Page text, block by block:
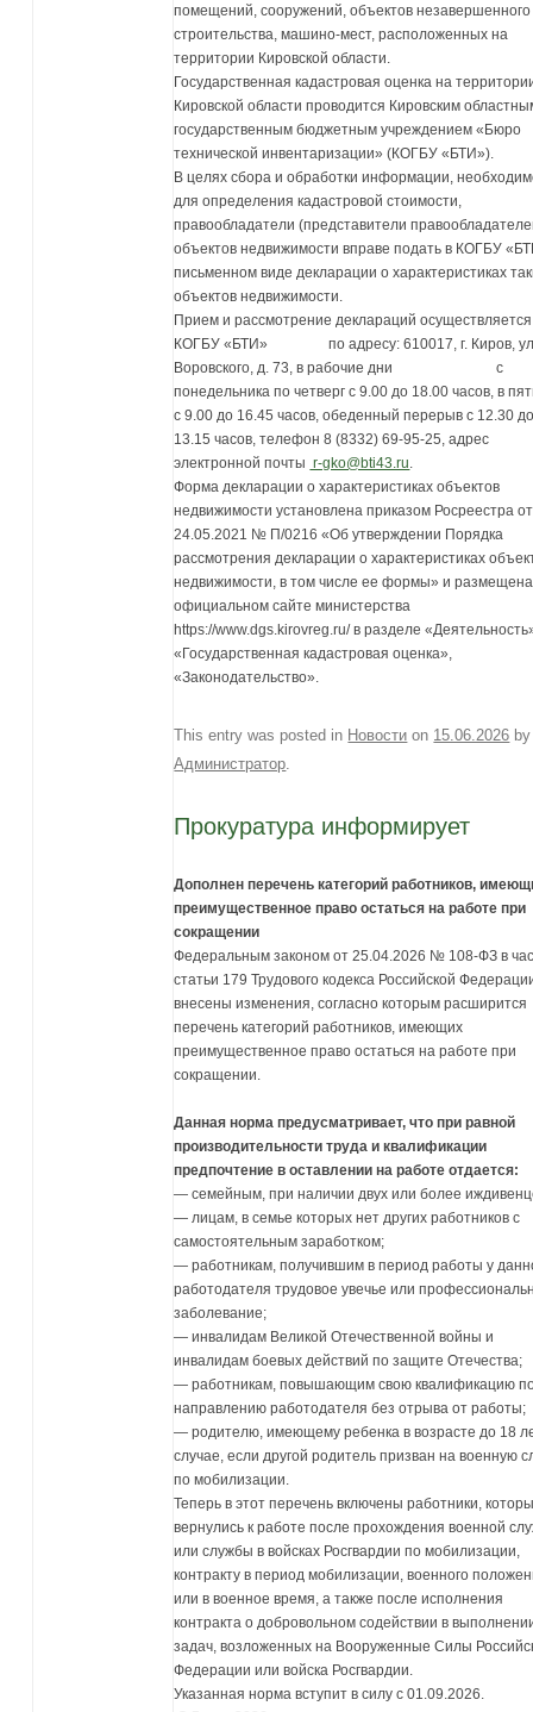
помещений, сооружений, объектов незавершенного
строительства, машино-мест, расположенных на
территории Кировской области.
Государственная кадастровая оценка на
Кировской области проводится Кировским
государственным бюджетным учреждением «Бюро
технической инвентаризации» (КОГБУ «БТИ»).
В целях сбора и обработки информации,
для определения кадастровой стоимости,
правообладатели (представители
объектов недвижимости вправе подать в КОГБУ
письменном виде декларации о характеристиках
объектов недвижимости.
Прием и рассмотрение деклараций осуществляется
КОГБУ «БТИ» по адресу: 610017, г. Киров,
Воровского, д. 73, в рабочие дни с
понедельника по четверг с 9.00 до 18.00 часов, в
с 9.00 до 16.45 часов, обеденный перерыв с 12.30
13.15 часов, телефон 8 (8332) 69-95-25, адрес
электронной почты r-gko@bti43.ru
Форма декларации о характеристиках объектов
недвижимости установлена приказом Росреестра от
24.05.2021 № П/0216 «Об утверждении Порядка
рассмотрения декларации о характеристиках
недвижимости, в том числе ее формы» и
официальном сайте министерства
https://www.dgs.kirovreg.ru/ в разделе
«Государственная кадастровая оценка»,
«Законодательство».
This entry was posted in Новости on 15.06.2026 by
Администратор.
Прокуратура информирует
Дополнен перечень категорий работников,
преимущественное право остаться на работе при
сокращении
Федеральным законом от 25.04.2026 № 108-ФЗ в
статьи 179 Трудового кодекса Российской
внесены изменения, согласно которым расширится
перечень категорий работников, имеющих
преимущественное право остаться на работе при
сокращении.
Данная норма предусматривает, что при равной
производительности труда и квалификации
предпочтение в оставлении на работе отдается:
— семейным, при наличии двух или более
— лицам, в семье которых нет других работников с
самостоятельным заработком;
— работникам, получившим в период работы у
работодателя трудовое увечье или
заболевание;
— инвалидам Великой Отечественной войны и
инвалидам боевых действий по защите Отечества;
— работникам, повышающим свою квалификацию
направлению работодателя без отрыва от работы;
— родителю, имеющему ребенка в возрасте до 18
случае, если другой родитель призван на военную
по мобилизации.
Теперь в этот перечень включены работники,
вернулись к работе после прохождения военной
или службы в войсках Росгвардии по мобилизации,
контракту в период мобилизации, военного
или в военное время, а также после исполнения
контракта о добровольном содействии в
задач, возложенных на Вооруженные Силы
Федерации или войска Росгвардии.
Указанная норма вступит в силу с 01.09.2026.